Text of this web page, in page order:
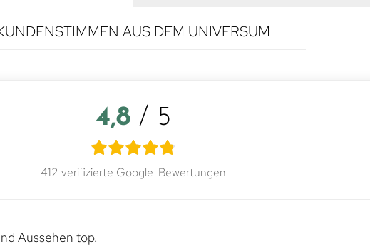
AUS DEM UNIVERSUM
4,8 / 5
412 verifizierte Google-Bewertungen
Aussehen top.